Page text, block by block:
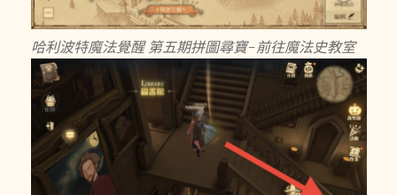
哈利波特魔法覺醒 第五期拼圖尋寶-前往魔法史教室